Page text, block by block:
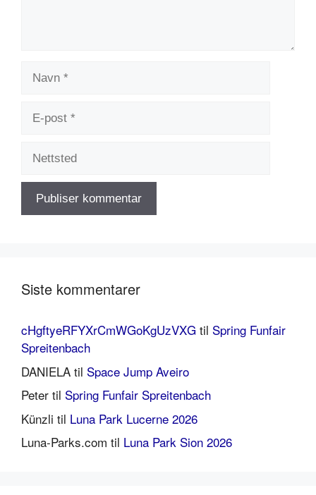
Navn
post
Nettsted
Siste kommentarer
cHgftyeRFYXrCmWGoKgUzVXG til Spring Funfair
Spreitenbach
DANIELA til Space Jump Aveiro
Peter til Spring Funfair Spreitenbach
Künzli til Luna Park Lucerne 2026
Luna-Parks.com til Luna Park Sion 2026